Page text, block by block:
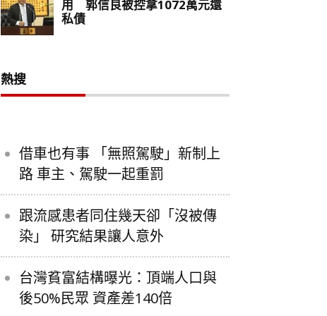
熱搜
借車也有事 「無照駕駛」新制上
路 車主、駕駛一起重罰
跟流感患者同住幾天卻「沒被傳
染」 研究結果讓人意外
台灣貧富結構曝光：頂端人口與
後50%民眾 資產差140倍